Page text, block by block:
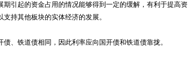
引起的资金占用的情况能够得到一定的缓解，有利于提高资
持其他板块的实体经济的发展。
铁道债相同，因此利率应向国开债和铁道债靠拢。